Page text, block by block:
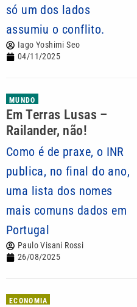
só um dos lados
assumiu o conflito.
Iago Yoshimi Seo
04/11/2025
MUNDO
Em Terras Lusas –
Railander, não!
Como é de praxe, o INR
publica, no final do ano,
uma lista dos nomes
mais comuns dados em
Portugal
Paulo Visani Rossi
26/08/2025
ECONOMIA